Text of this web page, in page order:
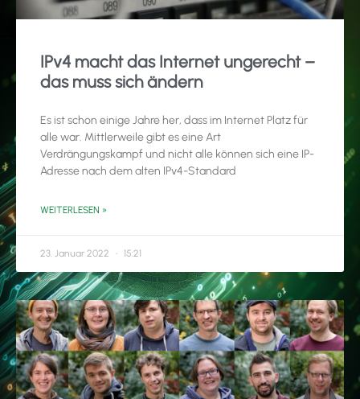
IPv4 macht das Internet ungerecht –
das muss sich ändern
Es ist schon einige Jahre her, dass im Internet Platz für
alle war. Mittlerweile gibt es eine Art
Verdrängungskampf und nicht alle können sich eine IP-
Adresse nach dem alten IPv4-Standard
WEITERLESEN »
23. Januar 2022 15:21